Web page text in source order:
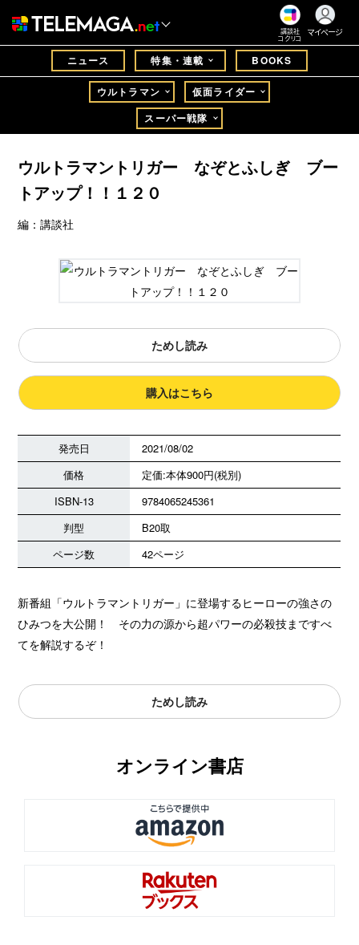
講談社
コクリコ
マイページ
ニュース 特集・連載 BOOKS
ウルトラマン
仮面ライダー
スーパー戦隊
ウルトラマントリガー なぞとふしぎ ブー
トアップ！！１２０
編：講談社
ためし読み
購入はこちら
発売日
2021/08/02
価格
定価:本体900円(税別)
ISBN-13
9784065245361
判型
B20取
ページ数
42ページ
新番組「ウルトラマントリガー」に登場するヒーローの強さの
ひみつを大公開！ その力の源から超パワーの必殺技まですべ
てを解説するぞ！
ためし読み
オンライン書店